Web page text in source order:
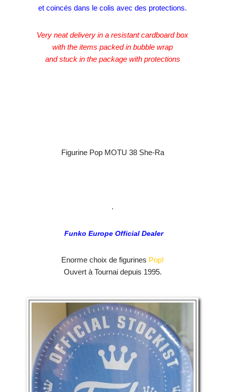
et coincés dans le colis avec des protections.
Very neat delivery in a resistant cardboard box
with the items packed in bubble wrap
and stuck in the package with protections
Figurine Pop MOTU 38 She-Ra
.
Funko Europe Official Dealer
Enorme choix de figurines Pop!
Ouvert à Tournai depuis 1995.